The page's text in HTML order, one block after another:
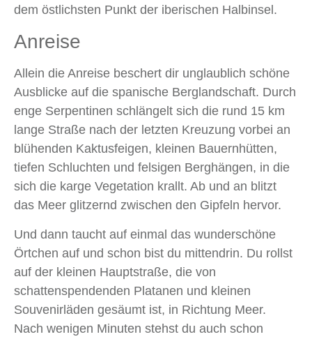
dem östlichsten Punkt der iberischen Halbinsel.
Anreise
Allein die Anreise beschert dir unglaublich schöne
Ausblicke auf die spanische Berglandschaft. Durch
enge Serpentinen schlängelt sich die rund 15 km
lange Straße nach der letzten Kreuzung vorbei an
blühenden Kaktusfeigen, kleinen Bauernhütten,
tiefen Schluchten und felsigen Berghängen, in die
sich die karge Vegetation krallt. Ab und an blitzt
das Meer glitzernd zwischen den Gipfeln hervor.
Und dann taucht auf einmal das wunderschöne
Örtchen auf und schon bist du mittendrin. Du rollst
auf der kleinen Hauptstraße, die von
schattenspendenden Platanen und kleinen
Souvenirläden gesäumt ist, in Richtung Meer.
Nach wenigen Minuten stehst du auch schon